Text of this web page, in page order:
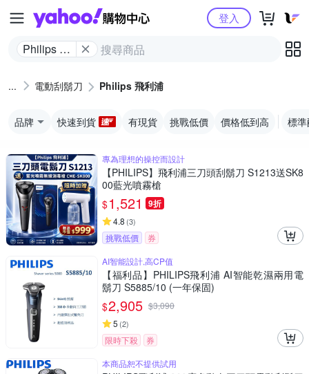
Yahoo購物中心
Philips 飛
登入
電動刮鬍刀 Philips 飛利浦
品牌 快速到貨 有現貨 挑戰低價 價格低到高 標
專為理想的操控而設計
【PHILIPS】飛利浦三刀頭刮鬍刀 S1213送SK8
00藍光噴霧槍
$1,521 9折
4.8 (3)
挑戰低價
券
AI智能設計,高CP值
【福利品】PHILIPS飛利浦 AI智能乾濕兩用電
鬍刀 S5885/10 (一年保固)
$2,905 $3,090
5 (2)
限時下殺 券
本商品恕不提供試用